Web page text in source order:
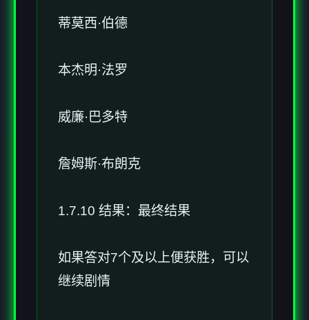
蒂莫西·伯德
本杰明·法罗
威廉·巴多特
詹姆斯·布朗克
1.7.10 结果：最终结果
如果答对7个及以上便获胜，可以
继续剧情